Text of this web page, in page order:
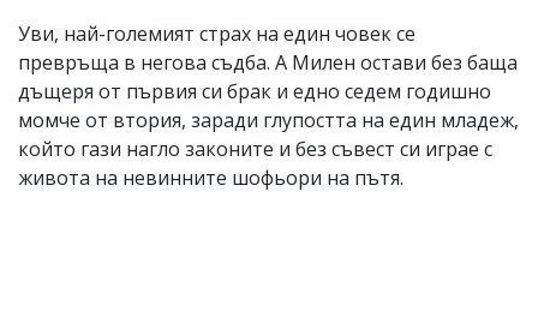
Уви, най-големият страх на един човек се
превръща в негова съдба. А Милен остави без баща
дъщеря от първия си брак и едно седем годишно
момче от втория, заради глупостта на един младеж,
който гази нагло законите и без съвест си играе с
живота на невинните шофьори на пътя.